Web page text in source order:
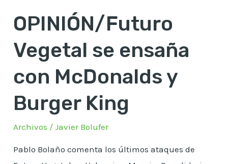
OPINIÓN/Futuro
Vegetal se ensaña
con McDonalds y
Burger King
Archivos /Javier Bolufer
Pablo Bolaño comenta los últimos ataques de
OPINIÓN/Futuro
Vegetal
se
con
McDonalds
y
Burger
King